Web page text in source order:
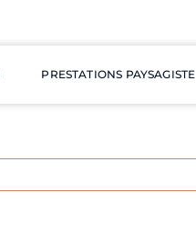
PRESTATIONS PAYSAGISTE